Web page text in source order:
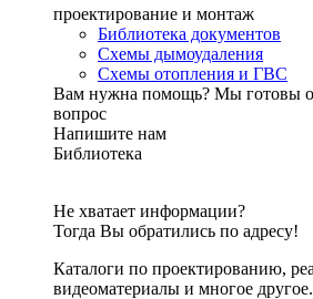
проектирование и монтаж
Библиотека документов
Схемы дымоудаления
Схемы отопления и ГВС
Вам нужна помощь? Мы готовы
вопрос
Напишите нам
Библиотека
Не хватает информации?
Тогда Вы обратились по адресу!
Каталоги по проектированию,
видеоматериалы и многое